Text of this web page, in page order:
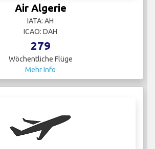
Air Algerie
IATA: AH
ICAO: DAH
279
Wöchentliche Flüge
Mehr Info